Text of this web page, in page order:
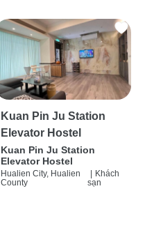
Kuan Pin Ju Station
Elevator Hostel
Kuan Pin Ju Station
Elevator Hostel
Hualien City, Hualien
County
Khách
sạn